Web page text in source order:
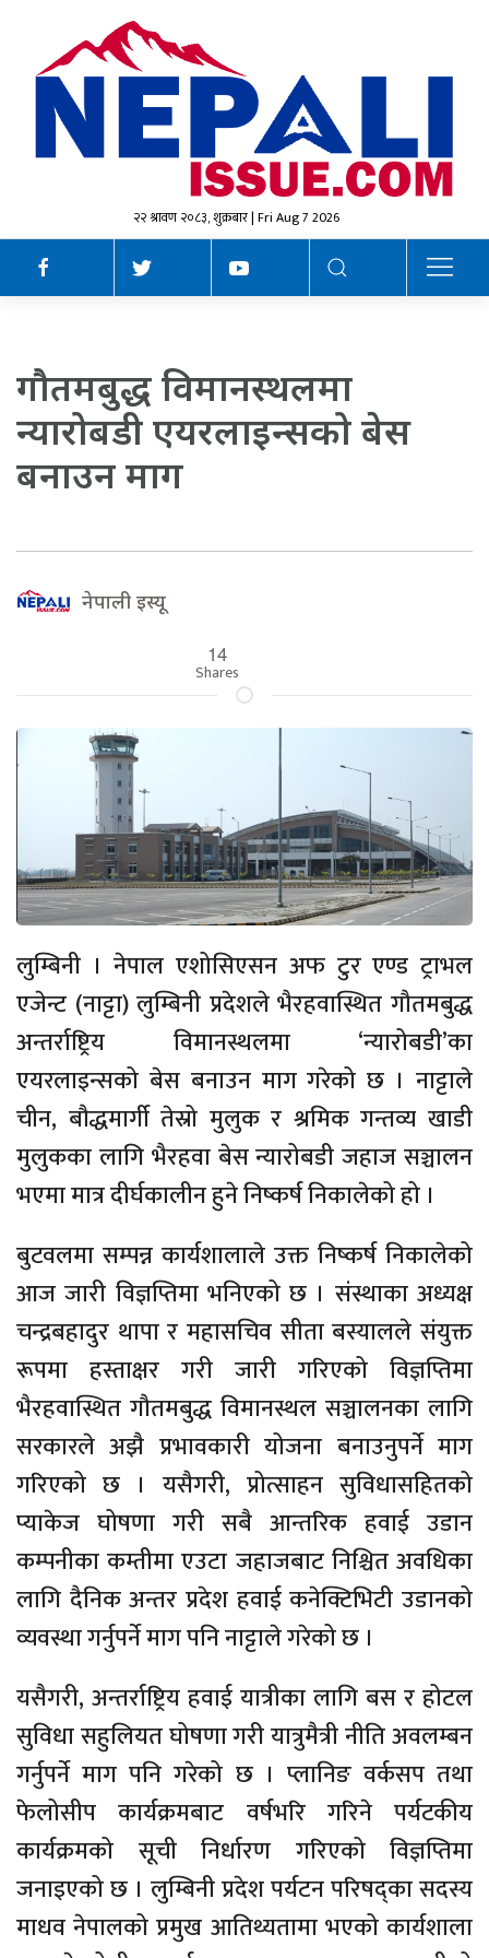
२२ श्रावण २०८३, शुक्रबार | Fri Aug 7 2026
गौतमबुद्ध विमानस्थलमा
न्यारोबडी एयरलाइन्सको बेस
बनाउन माग
नेपाली इस्यू
14
Shares
लुम्बिनी । नेपाल एशोसिएसन अफ टुर एण्ड ट्राभल
एजेन्ट (नाट्टा) लुम्बिनी प्रदेशले भैरहवास्थित गौतमबुद्ध
अन्तर्राष्ट्रिय विमानस्थलमा ‘न्यारोबडी’का
एयरलाइन्सको बेस बनाउन माग गरेको छ । नाट्टाले
चीन, बौद्धमार्गी तेस्रो मुलुक र श्रमिक गन्तव्य खाडी
मुलुकका लागि भैरहवा बेस न्यारोबडी जहाज सञ्चालन
भएमा मात्र दीर्घकालीन हुने निष्कर्ष निकालेको हो ।
बुटवलमा सम्पन्न कार्यशालाले उक्त निष्कर्ष निकालेको
आज जारी विज्ञप्तिमा भनिएको छ । संस्थाका अध्यक्ष
चन्द्रबहादुर थापा र महासचिव सीता बस्यालले संयुक्त
रूपमा हस्ताक्षर गरी जारी गरिएको विज्ञप्तिमा
भैरहवास्थित गौतमबुद्ध विमानस्थल सञ्चालनका लागि
सरकारले अझै प्रभावकारी योजना बनाउनुपर्ने माग
गरिएको छ । यसैगरी, प्रोत्साहन सुविधासहितको
प्याकेज घोषणा गरी सबै आन्तरिक हवाई उडान
कम्पनीका कम्तीमा एउटा जहाजबाट निश्चित अवधिका
लागि दैनिक अन्तर प्रदेश हवाई कनेक्टिभिटी उडानको
व्यवस्था गर्नुपर्ने माग पनि नाट्टाले गरेको छ ।
यसैगरी, अन्तर्राष्ट्रिय हवाई यात्रीका लागि बस र होटल
सुविधा सहुलियत घोषणा गरी यात्रुमैत्री नीति अवलम्बन
गर्नुपर्ने माग पनि गरेको छ । प्लानिङ वर्कसप तथा
फेलोसीप कार्यक्रमबाट वर्षभरि गरिने पर्यटकीय
कार्यक्रमको सूची निर्धारण गरिएको विज्ञप्तिमा
जनाइएको छ । लुम्बिनी प्रदेश पर्यटन परिषद्का सदस्य
माधव नेपालको प्रमुख आतिथ्यतामा भएको कार्यशाला